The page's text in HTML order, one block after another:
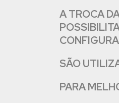
A TROCA
SÃO
PARA